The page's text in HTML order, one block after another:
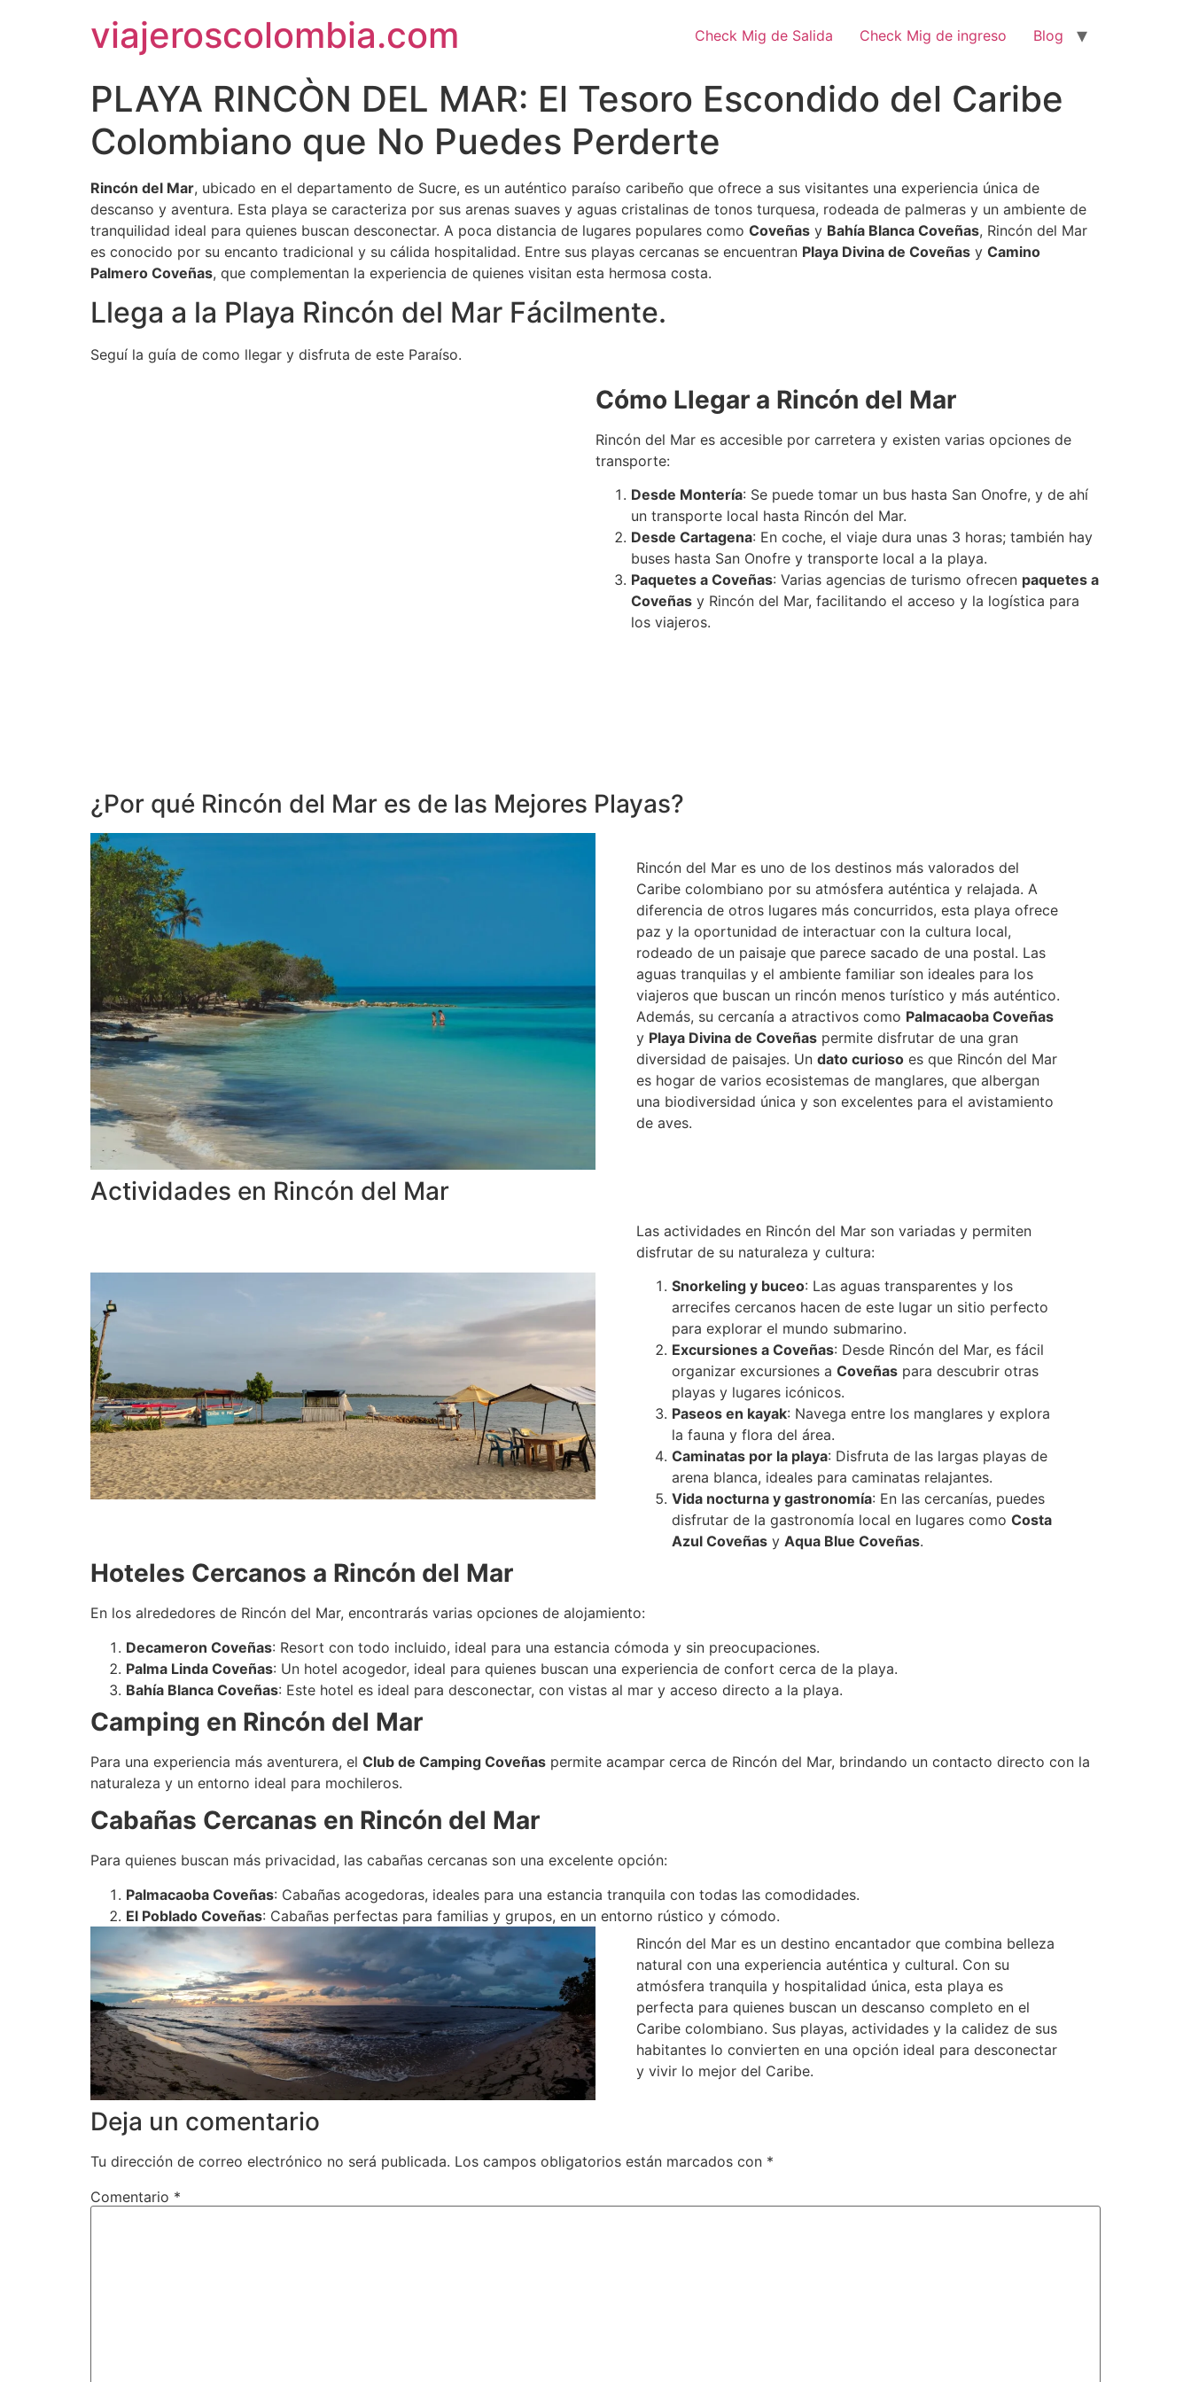
viajeroscolombia.com Check Mig de Salida Check Mig de ingreso Blog
PLAYA RINCÒN DEL MAR: El Tesoro Escondido del Caribe
Colombiano que No Puedes Perderte
Rincón del Mar, ubicado en el departamento de Sucre, es un auténtico paraíso caribeño que ofrece a sus visitantes una experiencia única de
descanso y aventura. Esta playa se caracteriza por sus arenas suaves y aguas cristalinas de tonos turquesa, rodeada de palmeras y un ambiente de
tranquilidad ideal para quienes buscan desconectar. A poca distancia de lugares populares como Coveñas y Bahía Blanca Coveñas, Rincón del Mar
es conocido por su encanto tradicional y su cálida hospitalidad. Entre sus playas cercanas se encuentran Playa Divina de Coveñas y Camino
Palmero Coveñas, que complementan la experiencia de quienes visitan esta hermosa costa.
Llega a la Playa Rincón del Mar Fácilmente.
Seguí la guía de como llegar y disfruta de este Paraíso.
Cómo Llegar a Rincón del Mar
Rincón del Mar es accesible por carretera y existen varias opciones de
transporte:
Desde Montería: Se puede tomar un bus hasta San Onofre, y de ahí
un transporte local hasta Rincón del Mar.
Desde Cartagena: En coche, el viaje dura unas 3 horas; también hay
buses hasta San Onofre y transporte local a la playa.
Paquetes a Coveñas: Varias agencias de turismo ofrecen paquetes a
Coveñas y Rincón del Mar, facilitando el acceso y la logística para
los viajeros.
¿Por qué Rincón del Mar es de las Mejores Playas?
Rincón del Mar es uno de los destinos más valorados del
Caribe colombiano por su atmósfera auténtica y relajada. A
diferencia de otros lugares más concurridos, esta playa ofrece
paz y la oportunidad de interactuar con la cultura local,
rodeado de un paisaje que parece sacado de una postal. Las
aguas tranquilas y el ambiente familiar son ideales para los
viajeros que buscan un rincón menos turístico y más auténtico.
Además, su cercanía a atractivos como Palmacaoba Coveñas
y Playa Divina de Coveñaspermite disfrutar de una gran
diversidad de paisajes. Un dato curiosoes que Rincón del Mar
es hogar de varios ecosistemas de manglares, que albergan
una biodiversidad única y son excelentes para el avistamiento
de aves.
Actividades en Rincón del Mar
Las actividades en Rincón del Mar son variadas y permiten
disfrutar de su naturaleza y cultura:
Snorkeling y buceo: Las aguas transparentes y los
arrecifes cercanos hacen de este lugar un sitio perfecto
para explorar el mundo submarino.
Excursiones a Coveñas: Desde Rincón del Mar, es fácil
organizar excursiones a Coveñaspara descubrir otras
playas y lugares icónicos.
Paseos en kayak: Navega entre los manglares y explora
la fauna y flora del área.
Caminatas por la playa: Disfruta de las largas playas de
arena blanca, ideales para caminatas relajantes.
Vida nocturna y gastronomía: En las cercanías, puedes
disfrutar de la gastronomía local en lugares como Costa
Azul Coveñasy Aqua Blue Coveñas.
Hoteles Cercanos a Rincón del Mar
En los alrededores de Rincón del Mar, encontrarás varias opciones de alojamiento:
Decameron Coveñas: Resort con todo incluido, ideal para una estancia cómoda y sin preocupaciones.
Palma Linda Coveñas: Un hotel acogedor, ideal para quienes buscan una experiencia de confort cerca de la playa.
Bahía Blanca Coveñas: Este hotel es ideal para desconectar, con vistas al mar y acceso directo a la playa.
Camping en Rincón del Mar
Para una experiencia más aventurera, el Club de Camping Coveñas permite acampar cerca de Rincón del Mar, brindando un contacto directo con la
naturaleza y un entorno ideal para mochileros.
Cabañas Cercanas en Rincón del Mar
Para quienes buscan más privacidad, las cabañas cercanas son una excelente opción:
Palmacaoba Coveñas: Cabañas acogedoras, ideales para una estancia tranquila con todas las comodidades.
El Poblado Coveñas: Cabañas perfectas para familias y grupos, en un entorno rústico y cómodo.
Rincón del Mar es un destino encantador que combina belleza
natural con una experiencia auténtica y cultural. Con su
atmósfera tranquila y hospitalidad única, esta playa es
perfecta para quienes buscan un descanso completo en el
Caribe colombiano. Sus playas, actividades y la calidez de sus
habitantes lo convierten en una opción ideal para desconectar
y vivir lo mejor del Caribe.
Deja un comentario
Tu dirección de correo electrónico no será publicada. Los campos obligatorios están marcados con *
Comentario *